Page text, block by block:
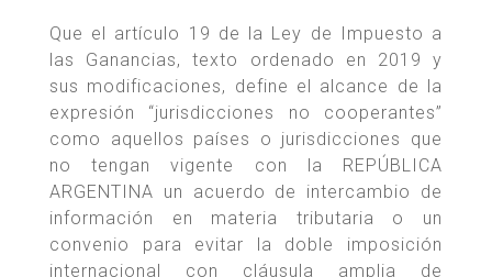
Que el artículo 19 de la Ley de Impuesto a
las Ganancias, texto ordenado en 2019 y
sus modificaciones, define el alcance de la
expresión “jurisdicciones no cooperantes”
como aquellos países o jurisdicciones que
no tengan vigente con la REPÚBLICA
ARGENTINA un acuerdo de intercambio de
información en materia tributaria o un
convenio para evitar la doble imposición
internacional con cláusula amplia de